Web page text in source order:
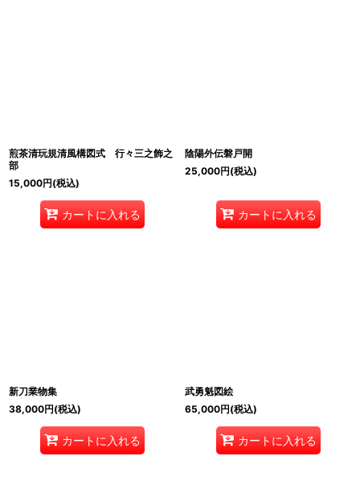
煎茶清玩規清風構図式 行々三之飾之
部
15,000円(税込)
カートに入れる
陰陽外伝磐戸開
25,000円(税込)
カートに入れる
新刀業物集
38,000円(税込)
カートに入れる
武勇魁図絵
65,000円(税込)
カートに入れる